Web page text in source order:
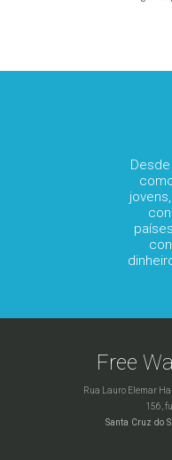
Free
Rua Lauro Elemar
156,
Santa Cruz do